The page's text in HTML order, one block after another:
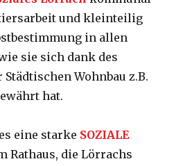
und kleinteilig
in allen
sie sich dank des
Städtischen Wohnbau z.B.
hat.
eine starke SOZIALE
Rathaus, die Lörrachs